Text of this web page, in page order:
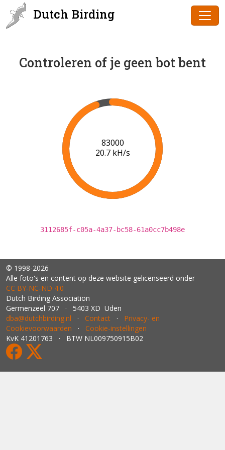
Dutch Birding
Controleren of je geen bot bent
85000
20.8 kH/s
3112685f-c05a-4a37-bc58-61a0cc7b498e
© 1998-2026
Alle foto's en content op deze website gelicenseerd onder
CC BY‑NC‑ND 4.0
Dutch Birding Association
Germenzeel 707 · 5403 XD Uden
dba@dutchbirding.nl · Contact · Privacy- en
Cookievoorwaarden · Cookie-instellingen
KvK 41201763 · BTW NL009750915B02